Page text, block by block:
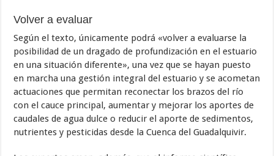
Volver a evaluar
Según el texto, únicamente podrá «volver a evaluarse la
posibilidad de un dragado de profundización en el estuario
en una situación diferente», una vez que se hayan puesto
en marcha una gestión integral del estuario y se acometan
actuaciones que permitan reconectar los brazos del río
con el cauce principal, aumentar y mejorar los aportes de
caudales de agua dulce o reducir el aporte de sedimentos,
nutrientes y pesticidas desde la Cuenca del Guadalquivir.